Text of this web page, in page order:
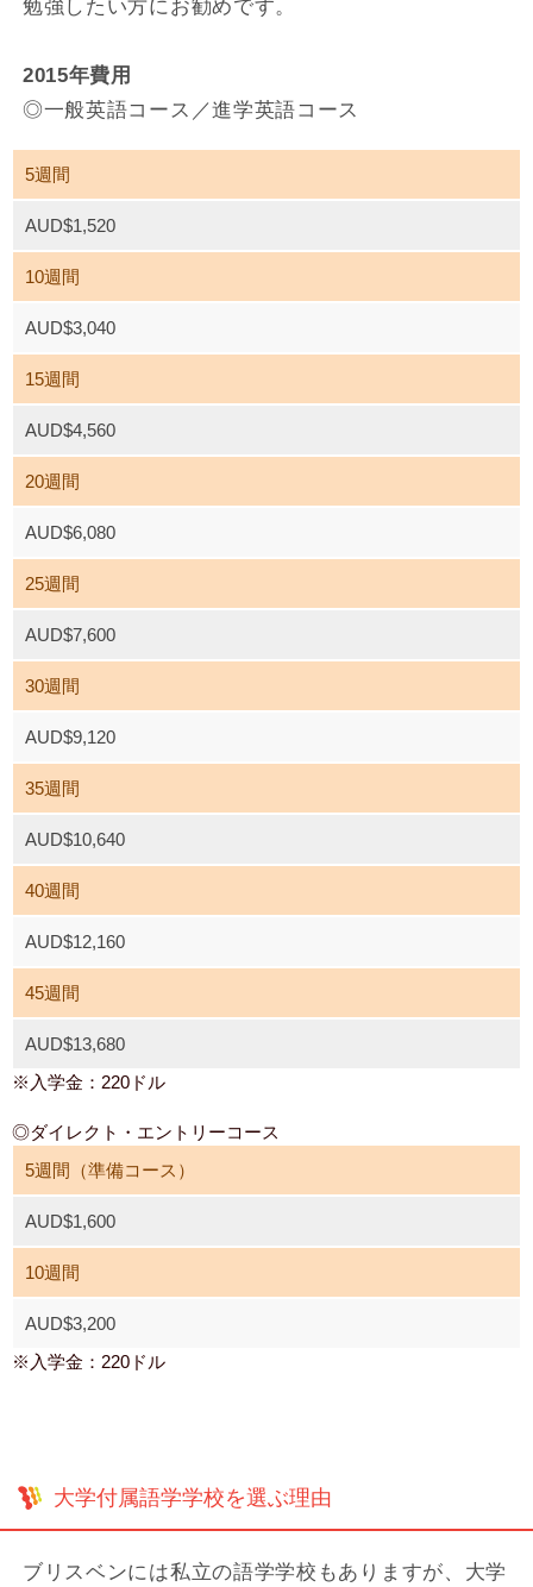
勉強したい方にお勧めです。
2015年費用
◎一般英語コース／進学英語コース
5週間
AUD$1,520
10週間
AUD$3,040
15週間
AUD$4,560
20週間
AUD$6,080
25週間
AUD$7,600
30週間
AUD$9,120
35週間
AUD$10,640
40週間
AUD$12,160
45週間
AUD$13,680
※入学金：220ドル
◎ダイレクト・エントリーコース
5週間（準備コース）
AUD$1,600
10週間
AUD$3,200
※入学金：220ドル
大学付属語学学校を選ぶ理由
ブリスベンには私立の語学学校もありますが、大学